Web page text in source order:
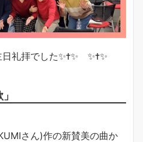
礼拝でした✨✝️✨ ✨✝️✨
さん)作の新賛美の曲か